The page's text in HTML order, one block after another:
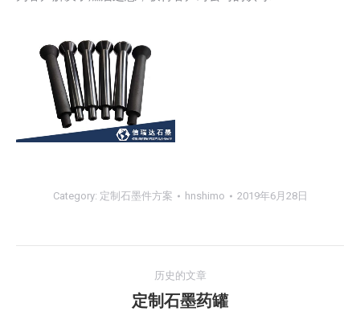
Category: 定制石墨件方案 hnshimo 2019年6月28日
历史的文章
上
定制石墨药罐